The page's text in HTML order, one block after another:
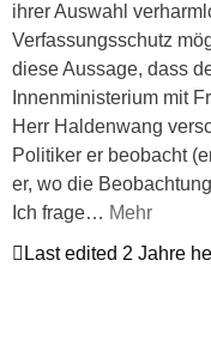
ihrer Auswahl
Verfassungsschutz
diese Aussage, dass
Innenministerium mit
Herr Haldenwang
Politiker er beobacht
er, wo die
Ich frage… Mehr
Last edited 2 Jahre